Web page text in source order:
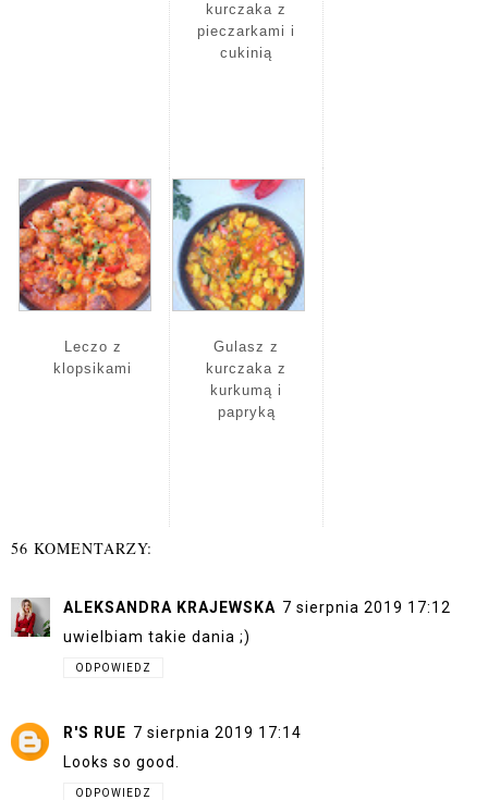
kurczaka z
pieczarkami i
cukinią
Leczo z
klopsikami
Gulasz z
kurczaka z
kurkumą i
papryką
56 KOMENTARZY:
ALEKSANDRA KRAJEWSKA 7 sierpnia 2019 17:12
uwielbiam takie dania ;)
ODPOWIEDZ
R'S RUE 7 sierpnia 2019 17:14
Looks so good.
ODPOWIEDZ